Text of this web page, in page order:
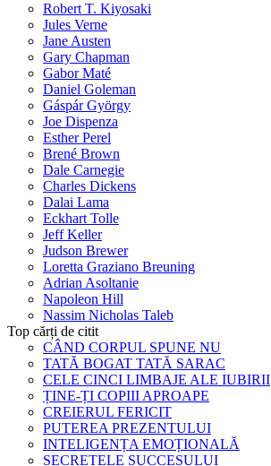
Robert T. Kiyosaki
Jules Verne
Jane Austen
Gary Chapman
Gabor Maté
Daniel Goleman
Gáspár György
Joe Dispenza
Esther Perel
Brené Brown
Dale Carnegie
Charles Dickens
Dalai Lama
Eckhart Tolle
Jeff Keller
Judson Brewer
Loretta Graziano Breuning
Adrian Asoltanie
Napoleon Hill
Nassim Nicholas Taleb
Top cărți de citit
CÂND CORPUL SPUNE NU
TATĂ BOGAT TATĂ SARAC
CELE CINCI LIMBAJE ALE IUBIRII
ȚINE-ȚI COPIII APROAPE
CREIERUL FERICIT
PUTEREA PREZENTULUI
INTELIGENȚA EMOȚIONALĂ
SECRETELE SUCCESULUI